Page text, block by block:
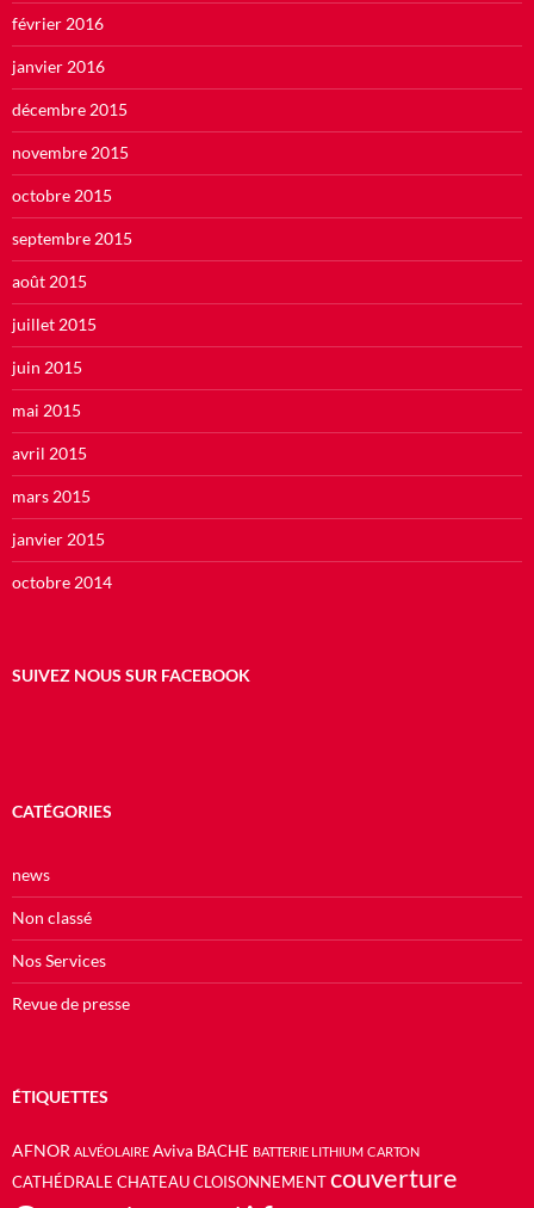
février 2016
janvier 2016
décembre 2015
novembre 2015
octobre 2015
septembre 2015
août 2015
juillet 2015
juin 2015
mai 2015
avril 2015
mars 2015
janvier 2015
octobre 2014
SUIVEZ NOUS SUR FACEBOOK
CATÉGORIES
news
Non classé
Nos Services
Revue de presse
ÉTIQUETTES
AFNOR ALVÉOLAIRE Aviva BACHE BATTERIE LITHIUM CARTON
CATHÉDRALE CHATEAU CLOISONNEMENT couverture